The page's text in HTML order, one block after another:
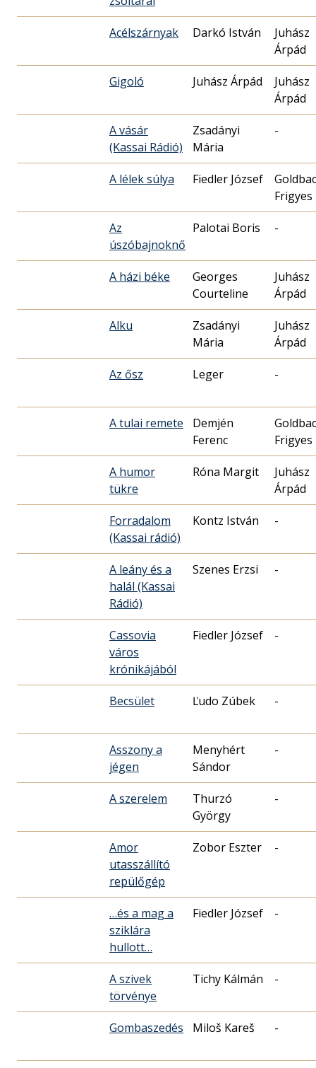
Acélszárnyak Darkó István
Juhász
Árpád
Gigoló Juhász Árpád
Juhász
Árpád
A vásár
(Kassai Rádió)
Zsadányi
Mária
-
A lélek súlya Fiedler József
Frigyes
Az
úszóbajnoknő
Palotai Boris -
A házi béke
Georges
Courteline
Juhász
Árpád
Alku
Zsadányi
Mária
Juhász
Árpád
Az ősz Leger -
A tulai remete
Demjén
Ferenc
Frigyes
A humor
tükre
Róna Margit
Juhász
Árpád
Forradalom
(Kassai rádió)
Kontz István -
A leány és a
halál (Kassai
Rádió)
Szenes Erzsi -
Cassovia
város
krónikájából
Fiedler József -
Becsület Ľudo Zúbek -
Asszony a
jégen
Menyhért
Sándor
-
A szerelem
Thurzó
György
-
Amor
utasszállító
repülőgép
Zobor Eszter -
…és a mag a
sziklára
hullott…
Fiedler József -
A szivek
törvénye
Tichy Kálmán -
Gombaszedés Miloš Kareš -